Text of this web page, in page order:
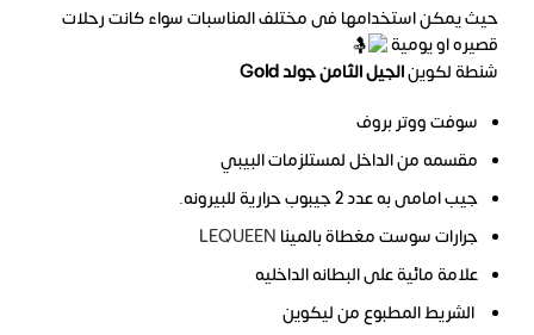
حيث يمكن استخدامها فى مختلف المناسبات سواء كانت رحلات
قصيره او يومية
شنطة لكوينالجيل الثامن جولد Gold
سوفت ووتر بروف
مقسمه من الداخل لمستلزمات البيبي
جيب امامى به عدد 2 جيبوب حرارية للبيرونه.
جرارات سوست مغطاة بالمينا LEQUEEN
علامة مائية على البطانه الداخليه
الشريط المطبوع من ليكوين